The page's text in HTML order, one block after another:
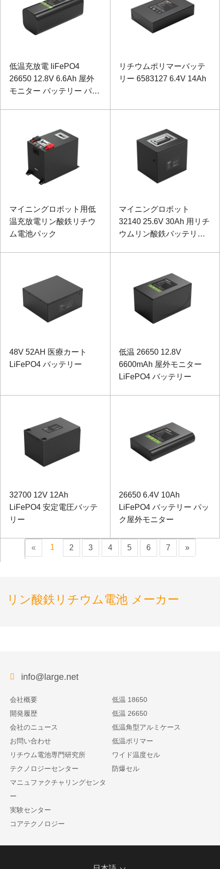
低温充放電 liFePO4
26650 12.8V 6.6Ah 屋外
モニター バッテリー パッ
リチウムポリマーバッテ
リー 6583127 6.4V 14Ah
マイニングロボット用低
温充放電リン酸鉄リチウ
ム電池パック
マイニングロボット
32140 25.6V 30Ah 用リチ
ウムリン酸鉄バッテリー
48V 52AH 医療カート
LiFePO4 バッテリー
低温 26650 12.8V
6600mAh 屋外モニター
LiFePO4 バッテリー
32700 12V 12Ah
LiFePO4 安定電圧バッテ
リー
26650 6.4V 10Ah
LiFePO4 バッテリー パッ
ク屋外モニター
« 1 2 3 4 5 6 7 »
リン酸鉄リチウム電池 メーカー
info@large.net
会社概要
開発履歴
会社のニュース
お問い合わせ
リチウム電池専門研究所
テクノロジーセンター
マニュファクチャリングセンタ
ー
実験センター
コアテクノロジー
低温 18650
低温 26650
低温角型アルミケース
低温ポリマー
ワイド温度セル
防爆セル